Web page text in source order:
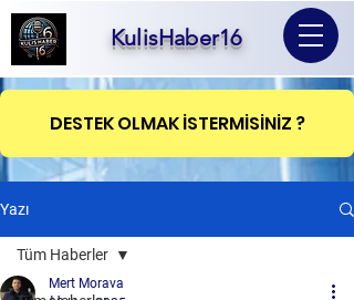
KulisHaber16
DESTEK OLMAK İSTERMİSİNİZ ?
Yazı
Tüm Haberler
Mert Morava